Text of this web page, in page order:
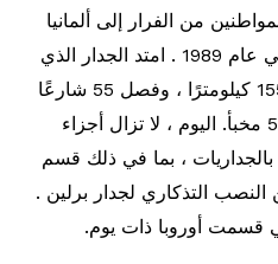
من الفرار إلى ألمانيا
الغربية. عندما سقط الجدار في عام 1989 . امتد الجدار الذي
يبلغ ارتفاعه أربعة أمتار إلى 155 كيلومترًا ، وفصل 55 شارعًا
، وشمل 293 برج مراقبة و 57 مخبأ. اليوم ، لا تزال أجزاء
، بما في ذلك قسم
النصب التذكاري لجدار برلين .
قسمت أوروبا ذات يوم.